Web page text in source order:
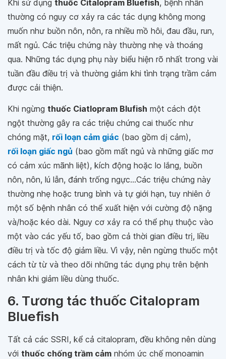
Khi sử dụng thuốc Citalopram Bluefish, bệnh nhân
thường có nguy cơ xảy ra các tác dụng không mong
muốn như buồn nôn, nôn, ra nhiều mồ hôi, đau đầu, run,
mất ngủ. Các triệu chứng này thường nhẹ và thoáng
qua. Những tác dụng phụ này biểu hiện rõ nhất trong vài
tuần đầu điều trị và thường giảm khi tình trạng trầm cảm
được cải thiện.
Khi ngừng thuốc Ciatlopram Blufish một cách đột
ngột thường gây ra các triệu chứng cai thuốc như
chóng mặt, rối loạn cảm giác (bao gồm dị cảm),
rối loạn giấc ngủ (bao gồm mất ngủ và những giấc mơ
có cảm xúc mãnh liệt), kích động hoặc lo lắng, buồn
nôn, nôn, lú lẫn, đánh trống ngực...Các triệu chứng này
thường nhẹ hoặc trung bình và tự giới hạn, tuy nhiên ở
một số bệnh nhân có thể xuất hiện với cường độ nặng
và/hoặc kéo dài. Nguy cơ xảy ra có thể phụ thuộc vào
một vào các yếu tố, bao gồm cả thời gian điều trị, liều
điều trị và tốc độ giảm liều. Vì vậy, nên ngừng thuốc một
cách từ từ và theo dõi những tác dụng phụ trên bệnh
nhân khi giảm liều dùng thuốc.
6. Tương tác thuốc Citalopram
Bluefish
Tất cả các SSRI, kể cả citalopram, đều không nên dùng
với thuốc chống trầm cảm nhóm ức chế monoamin